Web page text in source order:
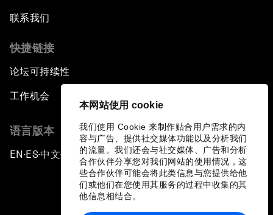
本网站使用 cookie
我们使用 Cookie 来制作贴合用户需求的内
容与广告、提供社交媒体功能以及分析我们
的流量。我们还会与社交媒体、广告和分析
合作伙伴分享您对我们网站的使用情况，这
些合作伙伴可能会将此类信息与您提供给他
们或他们在您使用其服务的过程中收集的其
他信息相结合。
联系我们
快捷链接
论坛可持续性
工作机会
语言版本
EN ▪ES▪中文▪ 日本語